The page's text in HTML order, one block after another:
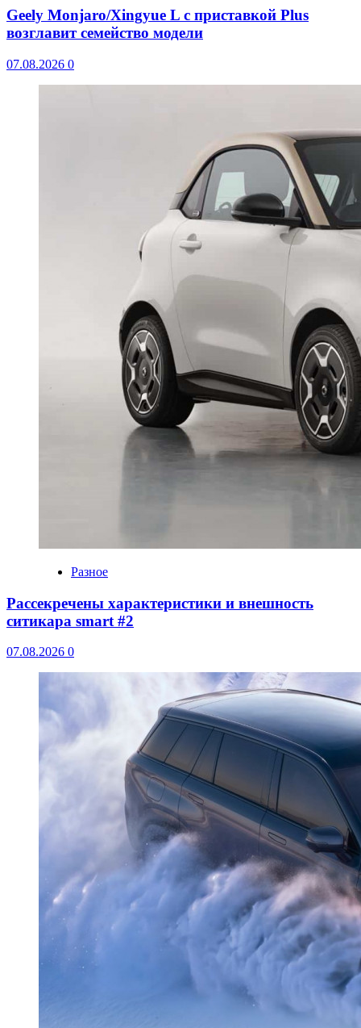
Geely Monjaro/Xingyue L с приставкой Plus
возглавит семейство модели
07.08.2026 0
Разное
Рассекречены характеристики и внешность
ситикара smart #2
07.08.2026 0